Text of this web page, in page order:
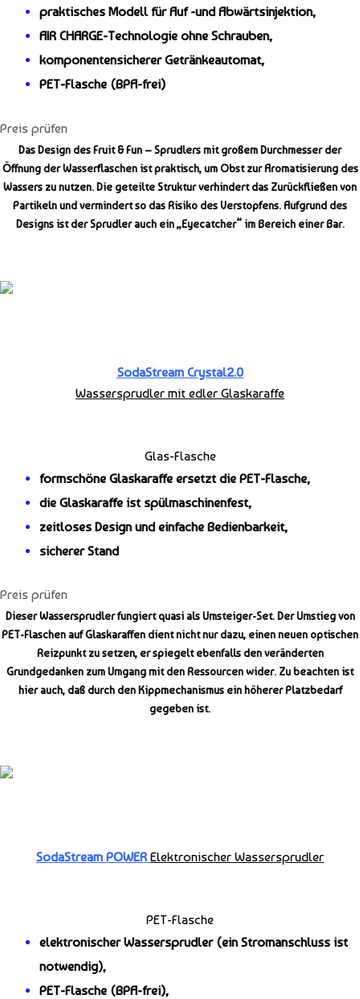
praktisches Modell für Auf -und Abwärtsinjektion,
AIR CHARGE-Technologie ohne Schrauben,
komponentensicherer Getränkeautomat,
PET-Flasche (BPA-frei)
Preis prüfen
Das Design des Fruit & Fun – Sprudlers mit großem Durchmesser der
Öffnung der Wasserflaschen ist praktisch, um Obst zur Aromatisierung des
Wassers zu nutzen. Die geteilte Struktur verhindert das Zurückfließen von
Partikeln und vermindert so das Risiko des Verstopfens. Aufgrund des
Designs ist der Sprudler auch ein „Eyecatcher“ im Bereich einer Bar.
SodaStreamCrystal2.0
Wassersprudler mit edler Glaskaraffe
Glas-Flasche
formschöne Glaskaraffe ersetzt die PET-Flasche,
die Glaskaraffe ist spülmaschinenfest,
zeitloses Design und einfache Bedienbarkeit,
sicherer Stand
Preis prüfen
Dieser Wassersprudler fungiert quasi als Umsteiger-Set. Der Umstieg von
PET-Flaschen auf Glaskaraffen dient nicht nur dazu, einen neuen optischen
Reizpunkt zu setzen, er spiegelt ebenfalls den veränderten
Grundgedanken zum Umgang mit den Ressourcen wider. Zu beachten ist
hier auch, daß durch den Kippmechanismus ein höherer Platzbedarf
gegeben ist.
SodaStream POWER Elektronischer Wassersprudler
PET-Flasche
elektronischer Wassersprudler (ein Stromanschluss ist
notwendig),
PET-Flasche (BPA-frei),